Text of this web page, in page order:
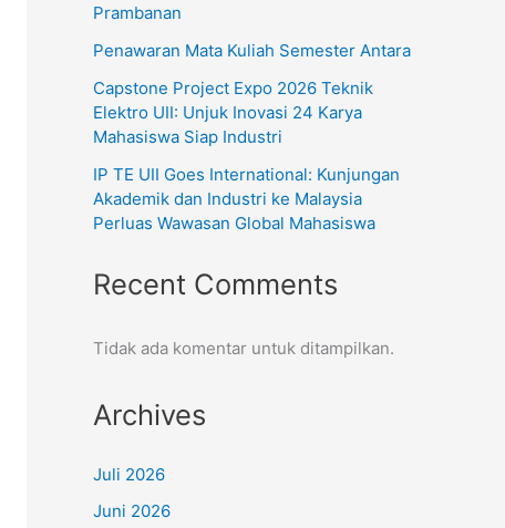
Prambanan
Penawaran Mata Kuliah Semester Antara
Capstone Project Expo 2026 Teknik
Elektro UII: Unjuk Inovasi 24 Karya
Mahasiswa Siap Industri
IP TE UII Goes International: Kunjungan
Akademik dan Industri ke Malaysia
Perluas Wawasan Global Mahasiswa
Recent Comments
Tidak ada komentar untuk ditampilkan.
Archives
Juli 2026
Juni 2026